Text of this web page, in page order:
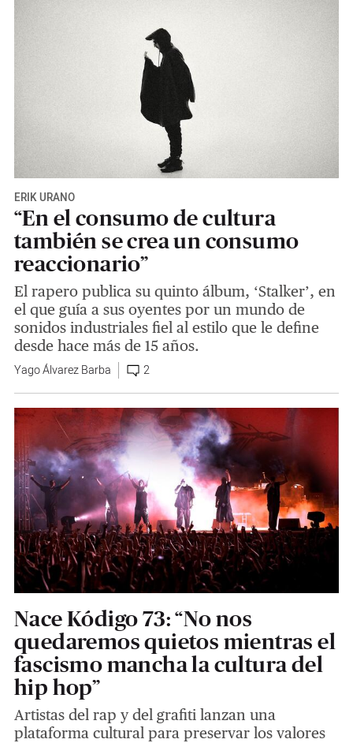
ERIK URANO
“En el consumo de cultura
también se crea un consumo
reaccionario”
El rapero publica su quinto álbum, ‘Stalker’, en
el que guía a sus oyentes por un mundo de
sonidos industriales fiel al estilo que le define
desde hace más de 15 años.
Yago Álvarez Barba 2
Nace Kódigo 73: “No nos
quedaremos quietos mientras el
fascismo mancha la cultura del
hip hop”
Artistas del rap y del grafiti lanzan una
plataforma cultural para preservar los valores